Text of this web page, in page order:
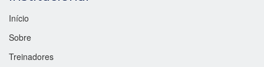
Início
Sobre
Treinadores